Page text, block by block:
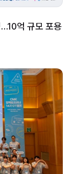
억 규모 포용